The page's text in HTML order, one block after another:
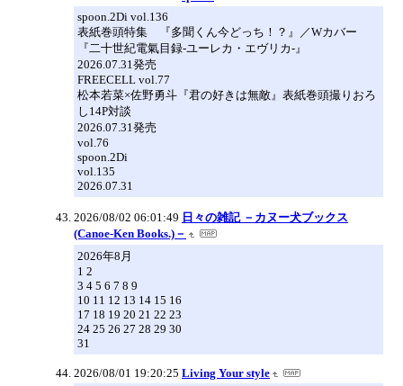
spoon.2Di vol.136
表紙巻頭特集 『多聞くん今どっち！？』／Wカバー
『二十世紀電氣目録-ユーレカ・エヴリカ-』
2026.07.31発売
FREECELL vol.77
松本若菜×佐野勇斗『君の好きは無敵』表紙巻頭撮りおろ
し14P対談
2026.07.31発売
vol.76
spoon.2Di
vol.135
2026.07.31
2026/08/02 06:01:49 日々の雑記 －カヌー犬ブックス
(Canoe-Ken Books.)－
2026年8月
1 2
3 4 5 6 7 8 9
10 11 12 13 14 15 16
17 18 19 20 21 22 23
24 25 26 27 28 29 30
31
2026/08/01 19:20:25 Living Your style